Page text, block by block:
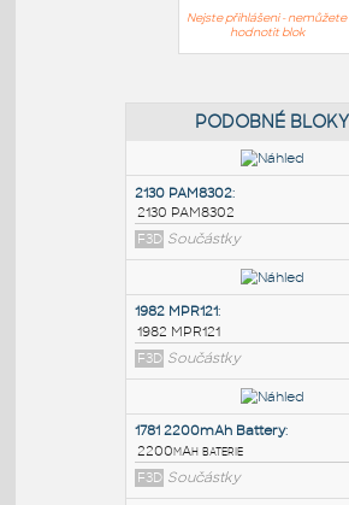
Nejste přihlášeni - nemůžete
hodnotit blok
2130 PAM8302:
2130 PAM8302
F3D Součástky